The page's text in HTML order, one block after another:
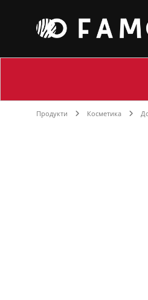
Продукти Косметика